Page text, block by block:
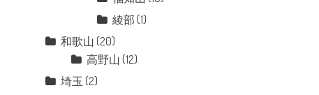
綾部 (1)
和歌山 (20)
高野山 (12)
埼玉 (2)